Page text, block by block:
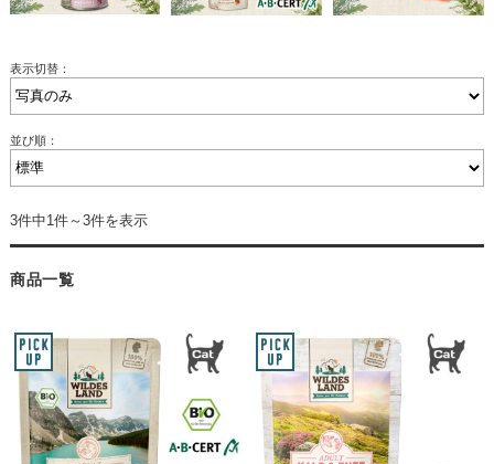
表示切替：
並び順：
3件中1件～3件を表示
商品一覧